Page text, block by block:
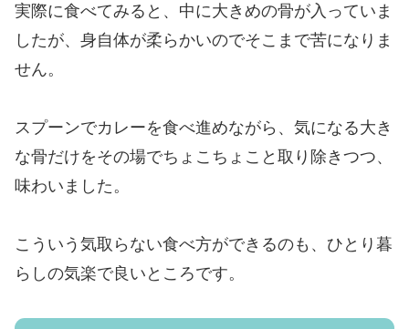
実際に食べてみると、中に大きめの骨が入っていま
したが、身自体が柔らかいのでそこまで苦になりま
せん。
スプーンでカレーを食べ進めながら、気になる大き
な骨だけをその場でちょこちょこと取り除きつつ、
味わいました。
こういう気取らない食べ方ができるのも、ひとり暮
らしの気楽で良いところです。